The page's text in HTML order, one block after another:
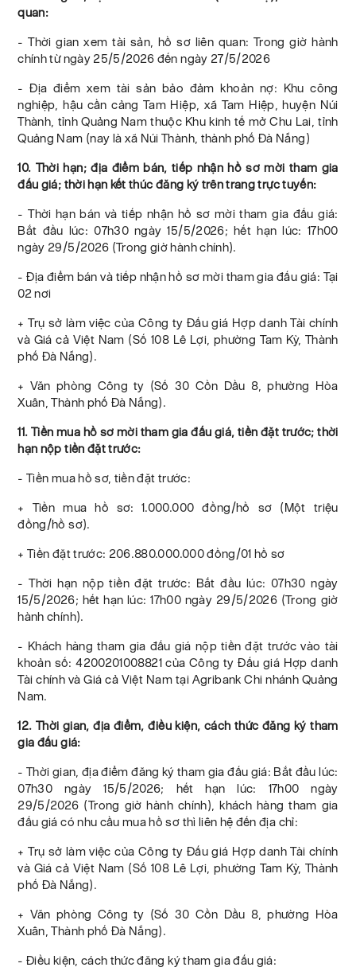
quan:
- Thời gian xem tài sản, hồ sơ liên quan: Trong giờ hành
chính từ ngày 25/5/2026 đến ngày 27/5/2026
- Địa điểm xem tài sản bảo đảm khoản nợ: Khu công
nghiệp, hậu cần cảng Tam Hiệp, xã Tam Hiệp, huyện Núi
Thành, tỉnh Quảng Nam thuộc Khu kinh tế mở Chu Lai, tỉnh
Quảng Nam (nay là xã Núi Thành, thành phố Đà Nẵng)
10. Thời hạn; địa điểm bán, tiếp nhận hồ sơ mời tham gia
đấu giá; thời hạn kết thúc đăng ký trên trang trực tuyến:
- Thời hạn bán và tiếp nhận hồ sơ mời tham gia đấu giá:
Bắt đầu lúc: 07h30 ngày 15/5/2026; hết hạn lúc: 17h00
ngày 29/5/2026 (Trong giờ hành chính).
- Địa điểm bán và tiếp nhận hồ sơ mời tham gia đấu giá: Tại
02 nơi
+ Trụ sở làm việc của Công ty Đấu giá Hợp danh Tài chính
và Giá cả Việt Nam (Số 108 Lê Lợi, phường Tam Kỳ, Thành
phố Đà Nẵng).
+ Văn phòng Công ty (Số 30 Cồn Dầu 8, phường Hòa
Xuân, Thành phố Đà Nẵng).
11. Tiền mua hồ sơ mời tham gia đấu giá, tiền đặt trước; thời
hạn nộp tiền đặt trước:
- Tiền mua hồ sơ, tiền đặt trước:
+ Tiền mua hồ sơ: 1.000.000 đồng/hồ sơ (Một triệu
đồng/hồ sơ).
+ Tiền đặt trước: 206.880.000.000 đồng/01 hồ sơ
- Thời hạn nộp tiền đặt trước: Bắt đầu lúc: 07h30 ngày
15/5/2026; hết hạn lúc: 17h00 ngày 29/5/2026 (Trong giờ
hành chính).
- Khách hàng tham gia đấu giá nộp tiền đặt trước vào tài
khoản số: 4200201008821 của Công ty Đấu giá Hợp danh
Tài chính và Giá cả Việt Nam tại Agribank Chi nhánh Quảng
Nam.
12. Thời gian, địa điểm, điều kiện, cách thức đăng ký tham
gia đấu giá:
- Thời gian, địa điểm đăng ký tham gia đấu giá: Bắt đầu lúc:
07h30 ngày 15/5/2026; hết hạn lúc: 17h00 ngày
29/5/2026 (Trong giờ hành chính), khách hàng tham gia
đấu giá có nhu cầu mua hồ sơ thì liên hệ đến địa chỉ:
+ Trụ sở làm việc của Công ty Đấu giá Hợp danh Tài chính
và Giá cả Việt Nam (Số 108 Lê Lợi, phường Tam Kỳ, Thành
phố Đà Nẵng).
+ Văn phòng Công ty (Số 30 Cồn Dầu 8, phường Hòa
Xuân, Thành phố Đà Nẵng).
- Điều kiện, cách thức đăng ký tham gia đấu giá: